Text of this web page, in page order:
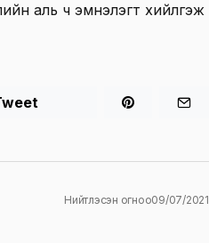
аль ч эмнэлэгт хийлгэж
Нийтлэсэн огноо09/07/2021